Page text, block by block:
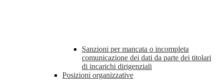
Sanzioni per mancata o incompleta
comunicazione dei dati da parte dei titolari
di incarichi dirigenziali
Posizioni organizzative